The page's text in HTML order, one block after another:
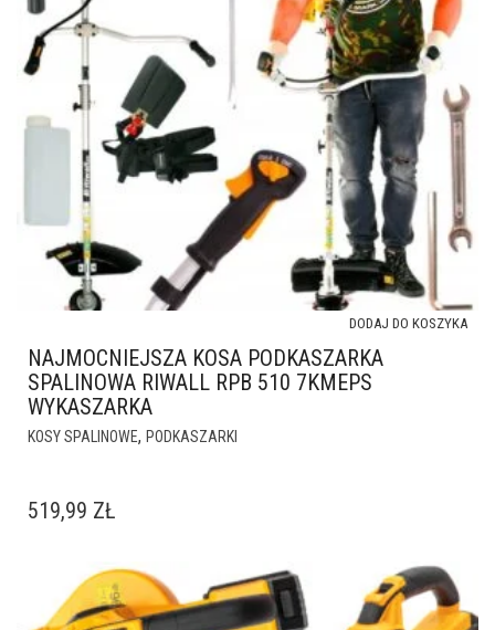
NAJMOCNIEJSZA KOSA PODKASZARKA
SPALINOWA RIWALL RPB 510 7KMEPS
WYKASZARKA
KOSY SPALINOWE, PODKASZARKI
DODAJ DO KOSZYKA
519,99 ZŁ